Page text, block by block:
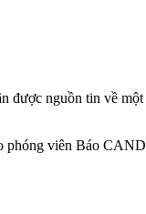
được nguồn tin về
phóng viên Báo